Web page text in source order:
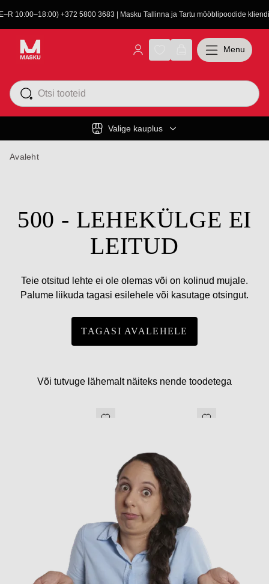
10:00–18:00) +372 5800 3683 | Masku Tallinna ja Tartu mööblipoodide
Valige kauplus
Menu
Avaleht
500 - LEHEKÜLGE EI
LEITUD
Teie otsitud lehte ei ole olemas või on kolinud mujale.
Palume liikuda tagasi esilehele või kasutage otsingut.
TAGASI AVALEHELE
Või tutvuge lähemalt näiteks nende toodetega